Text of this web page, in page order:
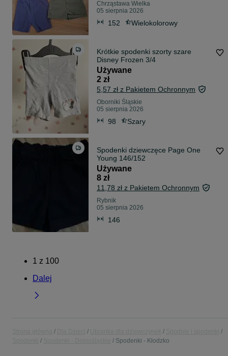
Chrząstawa Wielka
05 sierpnia 2026
152 Wielokolorowy
Krótkie spodenki szorty szare
Disney Frozen 3/4
Używane
2 zł
5,57 zł z Pakietem Ochronnym
Oborniki Śląskie
05 sierpnia 2026
98 Szary
Spodenki dziewczęce Page One
Young 146/152
Używane
8 zł
11,78 zł z Pakietem Ochronnym
Rybnik
05 sierpnia 2026
146
1 z 100
Dalej
Spodenki - Kłodzko